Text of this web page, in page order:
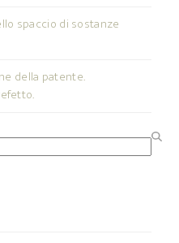
spaccio di sostanze
della patente.